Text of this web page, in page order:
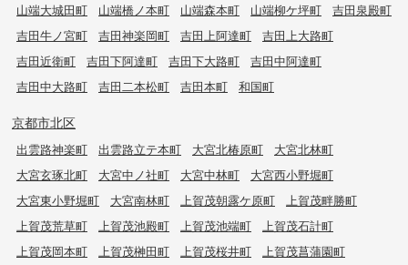
山端大城田町
山端橋ノ本町 山端森本町 山端柳ケ坪町
吉田泉殿町
吉田牛ノ宮町
吉田神楽岡町 吉田上阿達町
吉田上大路町
吉田近衛町
吉田下阿達町 吉田下大路町
吉田中阿達町
吉田中大路町
吉田二本松町 吉田本町 和国町
京都市北区
出雲路神楽町 出雲路立テ本町 大宮北椿原町
大宮北林町
大宮玄琢北町
大宮中ノ社町 大宮中林町
大宮西小野堀町
大宮東小野堀町
大宮南林町 上賀茂朝露ケ原町
上賀茂畔勝町
上賀茂荒草町
上賀茂池殿町 上賀茂池端町
上賀茂石計町
上賀茂岡本町
上賀茂榊田町 上賀茂桜井町
上賀茂菖蒲園町